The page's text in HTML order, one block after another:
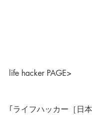
life hacker PAGE>
｢ライフハッカー［日